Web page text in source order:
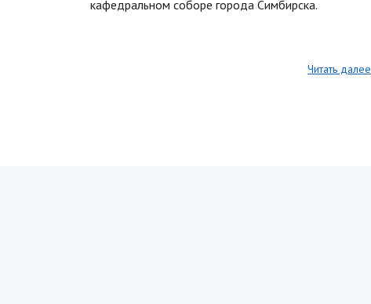
кафедральном соборе города Симбирска.
Читать далее